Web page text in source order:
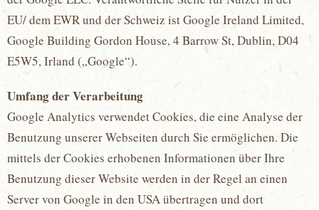
EU/ dem EWR und der Schweiz ist Google Ireland Limited,
Google Building Gordon House, 4 Barrow St, Dublin, D04
E5W5, Irland („Google“).
Umfang der Verarbeitung
Google Analytics verwendet Cookies, die eine Analyse der
Benutzung unserer Webseiten durch Sie ermöglichen. Die
mittels der Cookies erhobenen Informationen über Ihre
Benutzung dieser Website werden in der Regel an einen
Server von Google in den USA übertragen und dort